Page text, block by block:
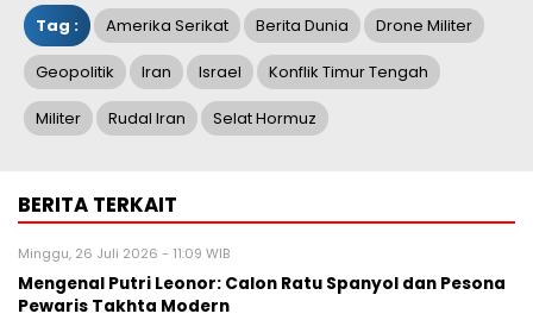
Tag : Amerika Serikat Berita Dunia Drone Militer
Geopolitik Iran Israel Konflik Timur Tengah
Militer Rudal Iran Selat Hormuz
BERITA TERKAIT
Minggu, 26 Juli 2026 - 11:09 WIB
Mengenal Putri Leonor: Calon Ratu Spanyol dan Pesona
Pewaris Takhta Modern